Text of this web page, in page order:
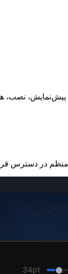
نصب،
منظم در دسترس